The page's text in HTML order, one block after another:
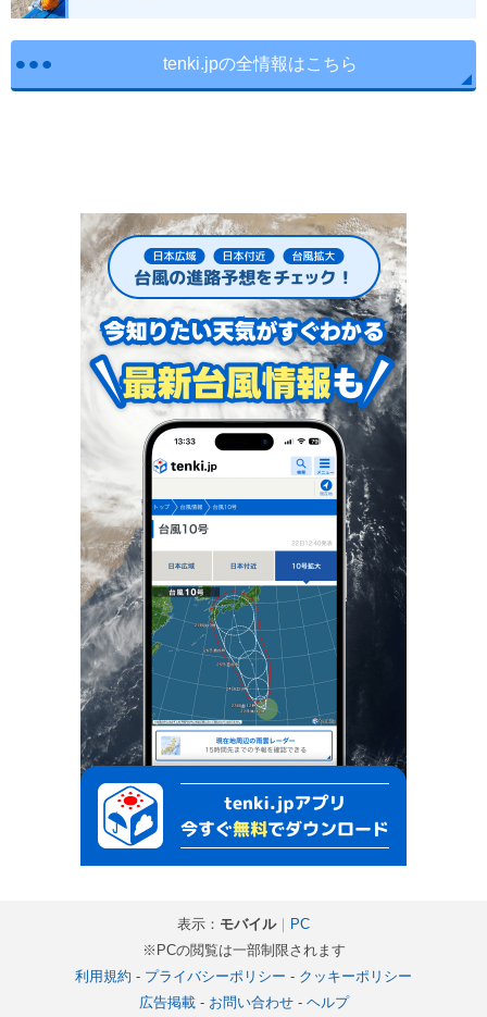
tenki.jpの全情報はこちら
表示： モバイル｜ PC
※PCの閲覧は一部制限されます
利用規約 - プライバシーポリシー - クッキーポリシー
広告掲載- お問い合わせ- ヘルプ